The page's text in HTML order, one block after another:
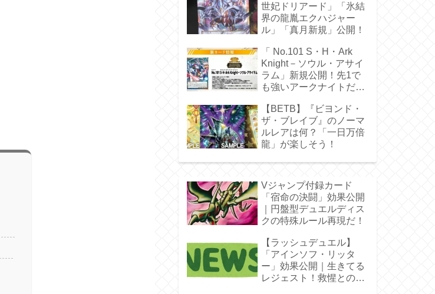
世妃ドリアード」「氷結
界の龍胤エクハジャー
ル」「真月新規」公開！
「 No.101 S・H・Ark
Knight－ソウル・アサイ
ラム」新規公開！先1で
も強いアークナイトだ
【BETB】『ビヨンド・
ザ・ブレイブ』のノーマ
ルレアは何？「一日万倍
龍」が楽しそう！
Vジャンプ付録カード
「宿命の決闘」効果公開
｜円盤型デュエルディス
クの特殊ルール再現だ！
【ラッシュデュエル】
「アインソフ・リッタ
ー」効果公開｜生きてる
レジェスト！救惺との相